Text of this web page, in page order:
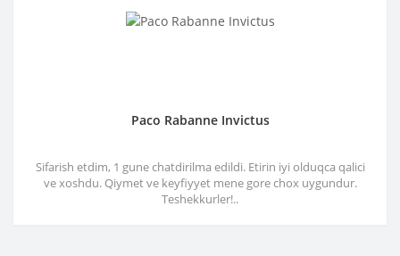
Paco Rabanne Invictus
Sifarish etdim, 1 gune chatdirilma edildi. Etirin iyi olduqca qalici
ve xoshdu. Qiymet ve keyfiyyet mene gore chox uygundur.
Teshekkurler!..